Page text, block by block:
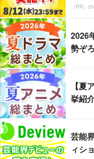
（PR）
2026
勢ぞ
【夏
挙紹
芸能
ィシ